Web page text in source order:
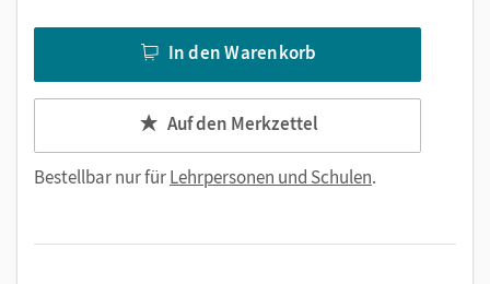
In den Warenkorb
Auf den Merkzettel
Bestellbar nur fürLehrpersonen und Schulen.